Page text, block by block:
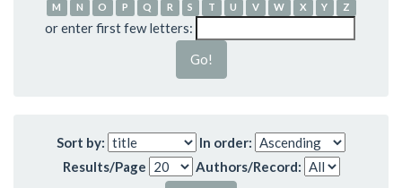
M
N O P Q R S T U V W X Y Z
or enter first few letters:
Sort by:
In order:
Results/Page
Authors/Record: